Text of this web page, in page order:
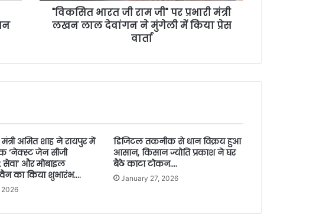
"विकसित भारत जी राम जी" पर प्रभारी मंत्री
लखन लाल देवांगन ने मुंगेली में किया प्रेस
वार्ता
अमित शाह ने रायपुर में
‘नेक्स्ट जेन सीजी
सेवा’ और मोबाइल
का किया शुभारंभ….
2026
डिजिटल तकनीक से धान विक्रय हुआ
आसान, किसान ज्योति प्रकाश ने घर
बैठे काटा टोकन….
January 27, 2026